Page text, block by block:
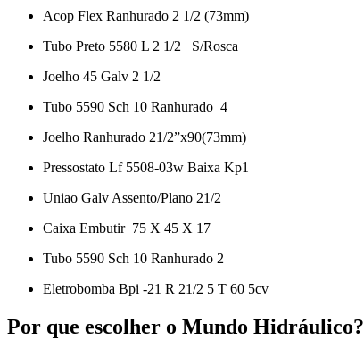
Acop Flex Ranhurado 2 1/2 (73mm)
Tubo Preto 5580 L 2 1/2 S/Rosca
Joelho 45 Galv 2 1/2
Tubo 5590 Sch 10 Ranhurado 4
Joelho Ranhurado 21/2”x90(73mm)
Pressostato Lf 5508-03w Baixa Kp1
Uniao Galv Assento/Plano 21/2
Caixa Embutir 75 X 45 X 17
Tubo 5590 Sch 10 Ranhurado 2
Eletrobomba Bpi -21 R 21/2 5 T 60 5cv
Por que escolher o Mundo Hidráulico?